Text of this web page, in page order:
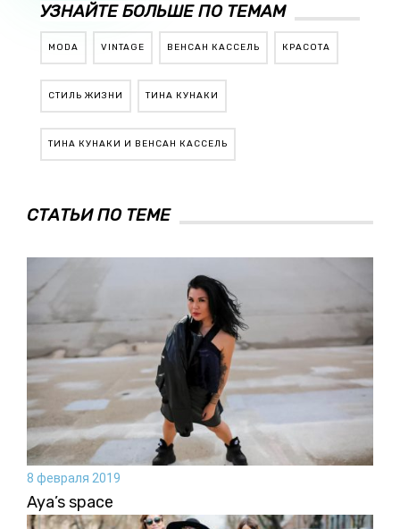
УЗНАЙТЕ БОЛЬШЕ ПО ТЕМАМ
MODA VINTAGE ВЕНСАН КАССЕЛЬ КРАСОТА
СТИЛЬ ЖИЗНИ ТИНА КУНАКИ
ТИНА КУНАКИ И ВЕНСАН КАССЕЛЬ
СТАТЬИ ПО ТЕМЕ
8 февраля 2019
Aya’s space